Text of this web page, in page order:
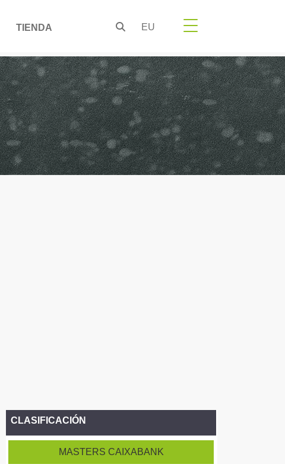
TIENDA EU
CLASIFICACIÓN
MASTERS CAIXABANK